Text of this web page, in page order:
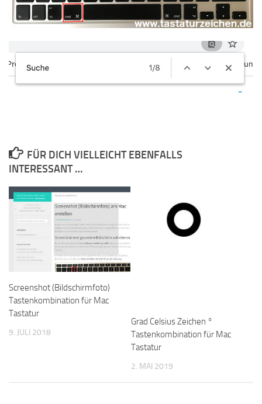
FÜR DICH VIELLEICHT EBENFALLS
INTERESSANT …
Screenshot (Bildschirmfoto)
Tastenkombination für Mac
Tastatur
9. JULI 2018
Grad Celsius Zeichen °
Tastenkombination für Mac
Tastatur
2. MAI 2019